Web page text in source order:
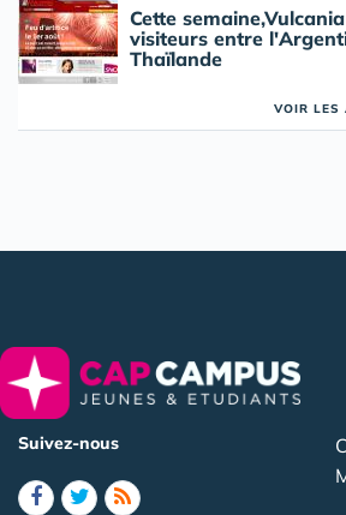
Cette
visiteurs entre
Thaïlande
VOIR LES
Suivez-nous